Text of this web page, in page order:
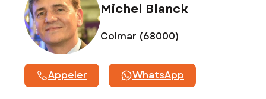
Michel Blanck
Colmar (68000)
Appeler WhatsApp